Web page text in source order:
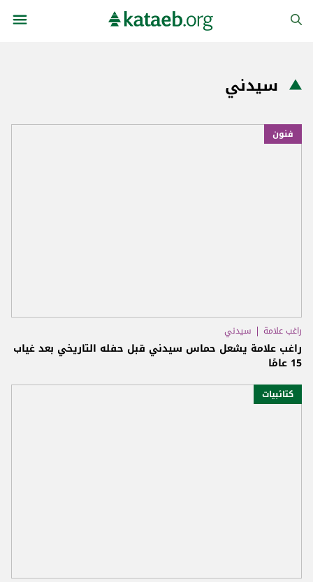
سيدني
فنون
راغب علامة سيدني
راغب علامة يشعل حماس سيدني قبل حفله التاريخي بعد غياب
15 عامًا
كتائبيات